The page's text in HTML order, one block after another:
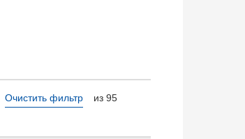
из 95
Очистить фильтр